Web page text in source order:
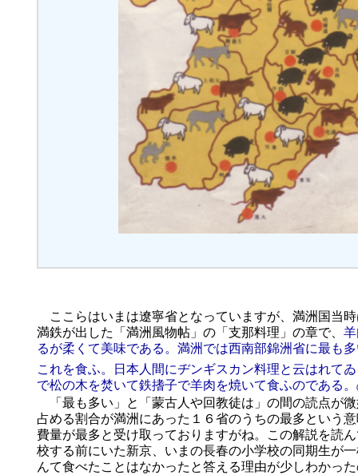
ここらはいまは遼寧省となっていますが、満洲国当
満鉄が出した「満洲風物帖」の「支那料理」の章で、
るが柔くて美味である。満洲では西南部錦洲省に最も
これを食ふ。日本人間にヂンギスカン料理と云はれて
で松の木を焚いて鉄搘子で羊肉を焼いて食ふのである。
「最も多い」と「蒙古人や回教徒は」の間の読点が
占める割合が満洲にあった１６省のうちの最多という
費量が最多と受け取っておりますがね。この解説を読
校する前にいた新京、いまの長春の小学校の同期生が
んて食べたことはなかったと答える理由が少しわかっ